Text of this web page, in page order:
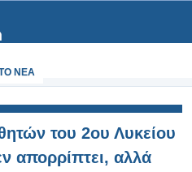
NEA
του 2ου Λυκείου
απορρίπτει, αλλά